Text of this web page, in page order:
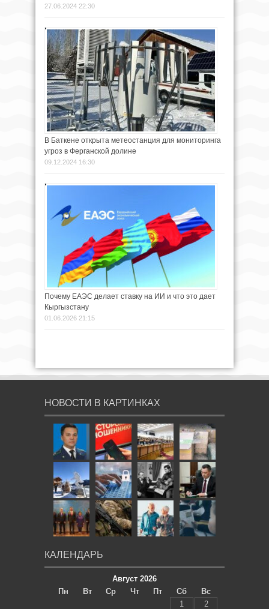
27.06.2024 22:30
В Баткене открыта метеостанция для мониторинга
угроз в Ферганской долине
09.12.2024 16:30
Почему ЕАЭС делает ставку на ИИ и что это дает
Кыргызстану
01.06.2026 21:15
НОВОСТИ В КАРТИНКАХ
КАЛЕНДАРЬ
Август 2026
Пн
Вт Ср Чт Пт Сб
Вс
1
2